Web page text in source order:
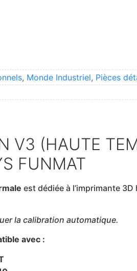
, Monde Industriel, Pièces
V3 (HAUTE
FUNMAT
est dédiée à l’imprimante 3D
la calibration automatique.
avec :